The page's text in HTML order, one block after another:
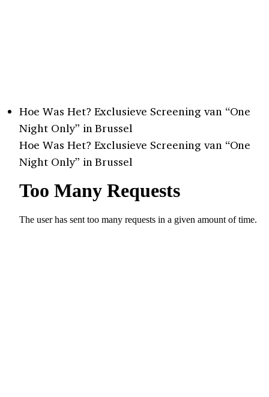
Hoe Was Het? Exclusieve Screening van “One
Night Only” in Brussel
Hoe Was Het? Exclusieve Screening van “One
Night Only” in Brussel